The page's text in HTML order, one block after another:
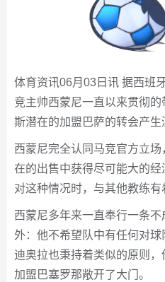
体育资讯06月03日讯 据西班
竞主帅西蒙尼一直以来贯彻
斯潜在的加盟巴萨的转会产生
西蒙尼完全认同马竞官方立
在的出售中获得尽可能大的
对这种情况时，与其他教练有
西蒙尼多年来一直奉行一条
外：他不希望队中有任何对
迪奥拉也秉持着类似的原则
加盟巴塞罗那敞开了大门。